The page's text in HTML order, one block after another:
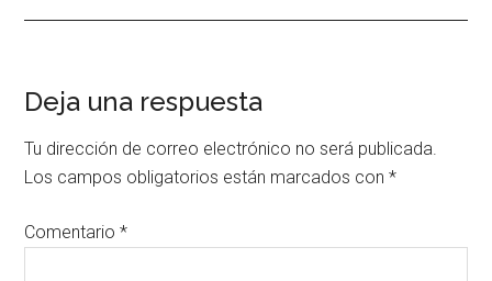
Interacciones
con
los
lectores
Deja una respuesta
Tu dirección de correo electrónico no será publicada.
Los campos obligatorios están marcados con*
Comentario*